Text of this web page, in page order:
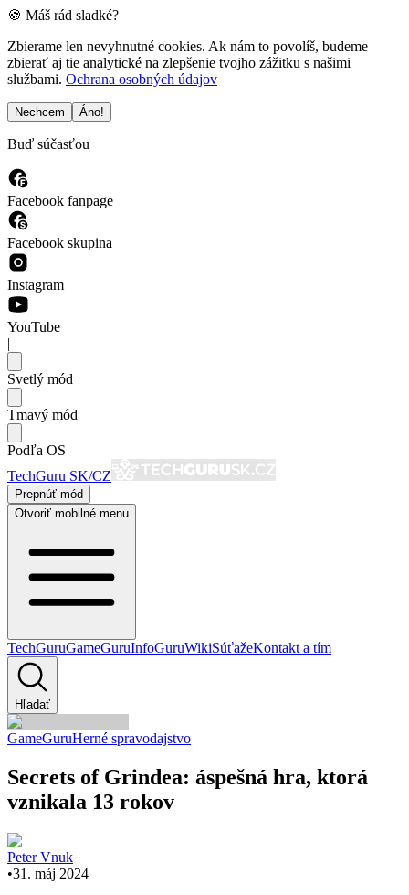
🍪 Máš rád sladké?
Zbierame len nevyhnutné cookies. Ak nám to povolíš, budeme
zbierať aj tie analytické na zlepšenie tvojho zážitku s našimi
službami. Ochrana osobných údajov
Nechcem Áno!
Buď súčasťou
Facebook fanpage
Facebook skupina
Instagram
YouTube
|
Svetlý mód
Tmavý mód
Podľa OS
TechGuru SK/CZ
Prepnúť mód
Otvoriť mobilné menu
TechGuruGameGuruInfoGuruWikiSúťažeKontakt a tím
Hľadať
GameGuruHerné spravodajstvo
Secrets of Grindea: áspešná hra, ktorá
vznikala 13 rokov
Peter Vnuk
•31. máj 2024